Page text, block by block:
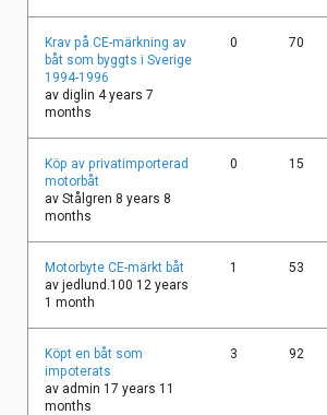
Vanligt
ämne
Krav på CE-märkning av
båt som byggts i Sverige
1994-1996
av diglin 4 years 7
months
0 70
Vanligt
ämne
Köp av privatimporterad
motorbåt
av Stålgren 8 years 8
months
0 15
Vanligt
ämne
Motorbyte CE-märkt båt
av jedlund.100 12 years
1 month
1 53
Vanligt
ämne
Köpt en båt som
impoterats
av admin 17 years 11
months
3 92